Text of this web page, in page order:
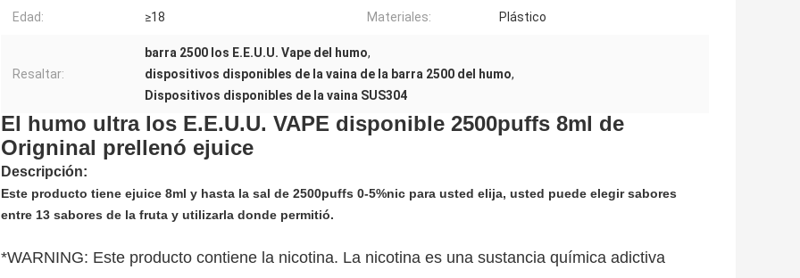
Edad: ≥18 Materiales: Plástico
Resaltar:
barra 2500 los E.E.U.U. Vape del humo,
dispositivos disponibles de la vaina de la barra 2500 del humo,
Dispositivos disponibles de la vaina SUS304
El humo ultra los E.E.U.U. VAPE disponible 2500puffs 8ml de
Origninal prellenó ejuice
Descripción:
Este producto tiene ejuice 8ml y hasta la sal de 2500puffs 0-5%nic para usted elija, usted puede elegir sabores
entre 13 sabores de la fruta y utilizarla donde permitió.
*WARNING: Este producto contiene la nicotina. La nicotina es una sustancia química adictiva